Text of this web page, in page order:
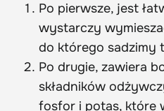
Po pierwsze, jest
wystarczy
do którego sadzimy
Po drugie, zawiera
składników
fosfor i potas, które